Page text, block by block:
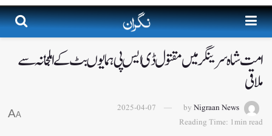
امت شاہ سرینگر میں مقتول ڈی ایس پی ہمایوں بٹ کے اہلخانہ سے
ملاقی
by Nigraan News
2025-04-07
Reading Time: 1min read
A
A